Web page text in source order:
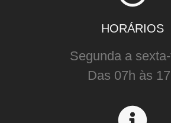
HORÁRIOS
Segunda a
Das 07h às